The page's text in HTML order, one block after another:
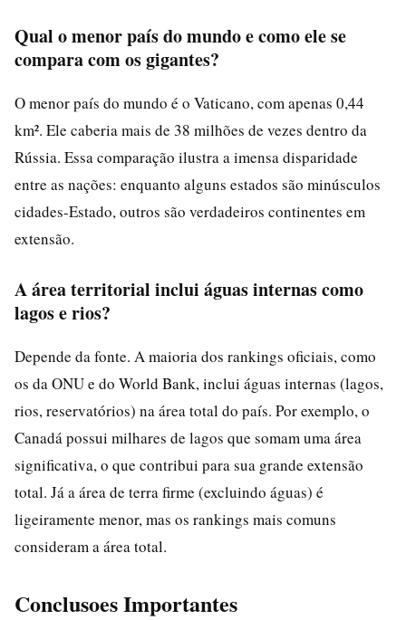
Qual o menor país do mundo e como ele se
compara com os gigantes?
O menor país do mundo é o Vaticano, com apenas 0,44
km². Ele caberia mais de 38 milhões de vezes dentro da
Rússia. Essa comparação ilustra a imensa disparidade
entre as nações: enquanto alguns estados são minúsculos
cidades-Estado, outros são verdadeiros continentes em
extensão.
A área territorial inclui águas internas como
lagos e rios?
Depende da fonte. A maioria dos rankings oficiais, como
os da ONU e do World Bank, inclui águas internas (lagos,
rios, reservatórios) na área total do país. Por exemplo, o
Canadá possui milhares de lagos que somam uma área
significativa, o que contribui para sua grande extensão
total. Já a área de terra firme (excluindo águas) é
ligeiramente menor, mas os rankings mais comuns
consideram a área total.
Conclusoes Importantes